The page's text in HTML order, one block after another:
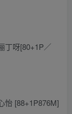
丁呀[80+1P／
怡 [88+1P876M]